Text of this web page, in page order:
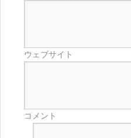
ウェブサイト
コメント